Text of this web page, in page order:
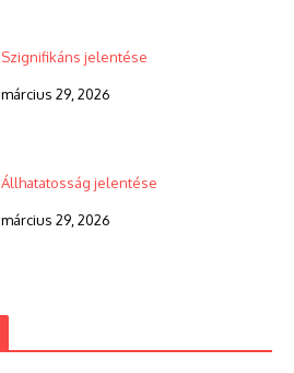
Szignifikáns jelentése
március 29, 2026
Állhatatosság jelentése
március 29, 2026